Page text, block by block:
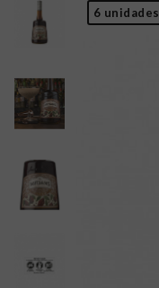
6 unidades